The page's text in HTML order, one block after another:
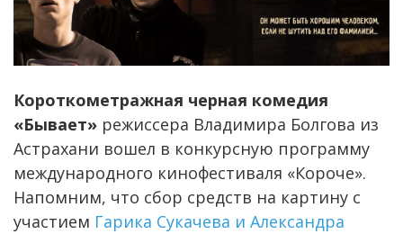
Короткометражная черная комедия
«Бывает» режиссера Владимира Болгова из
Астрахани вошел в конкурсную программу
международного кинофестиваля «Короче».
Напомним, что сбор средств на картину с
участием Гарика Сукачева и Александра